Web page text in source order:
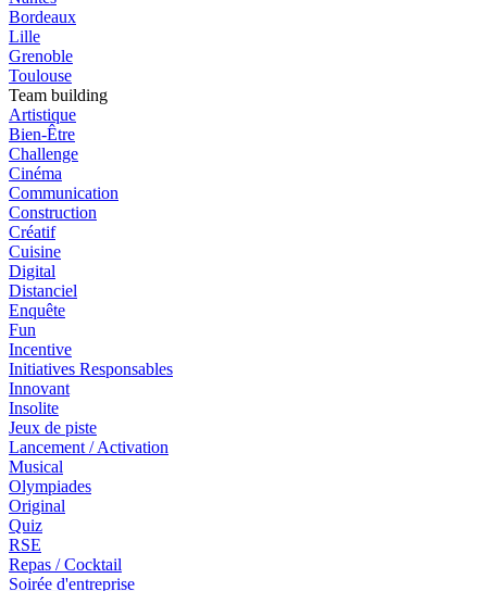
Bordeaux
Lille
Grenoble
Toulouse
Team building
Artistique
Bien-Être
Challenge
Cinéma
Communication
Construction
Créatif
Cuisine
Digital
Distanciel
Enquête
Fun
Incentive
Initiatives Responsables
Innovant
Insolite
Jeux de piste
Lancement / Activation
Musical
Olympiades
Original
Quiz
RSE
Repas / Cocktail
Soirée d'entreprise